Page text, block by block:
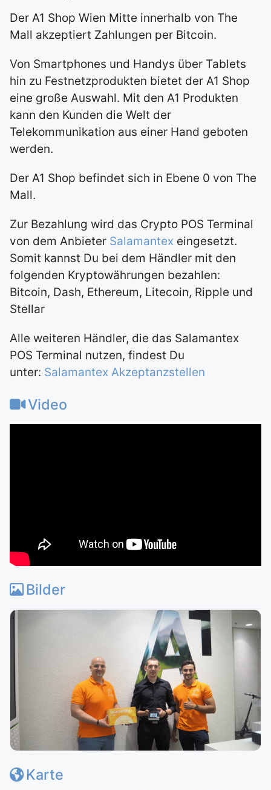
Der A1 Shop Wien Mitte innerhalb von The
Mall akzeptiert Zahlungen per Bitcoin.
Von Smartphones und Handys über Tablets
hin zu Festnetzprodukten bietet der A1 Shop
eine große Auswahl. Mit den A1 Produkten
kann den Kunden die Welt der
Telekommunikation aus einer Hand geboten
werden.
Der A1 Shop befindet sich in Ebene 0 von The
Mall.
Zur Bezahlung wird das Crypto POS Terminal
von dem Anbieter Salamantex eingesetzt.
Somit kannst Du bei dem Händler mit den
folgenden Kryptowährungen bezahlen:
Bitcoin, Dash, Ethereum, Litecoin, Ripple und
Stellar
Alle weiteren Händler, die das Salamantex
POS Terminal nutzen, findest Du
unter: Salamantex Akzeptanzstellen
Video
Bilder
Karte